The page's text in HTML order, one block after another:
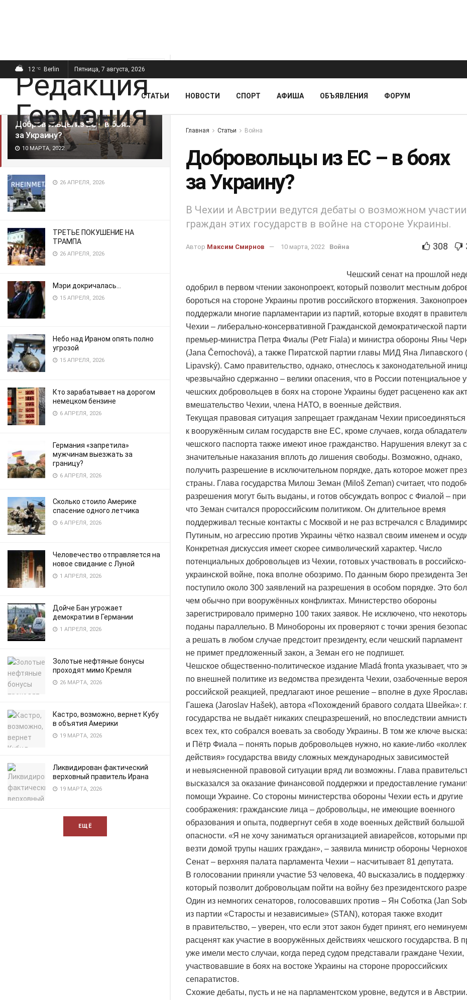
ПОСЛЕДНИЕ
Добровольцы из ЕС – в боях
за Украину?
10 МАРТА, 2022
26 АПРЕЛЯ, 2026
ТРЕТЬЕ ПОКУШЕНИЕ НА
ТРАМПА
26 АПРЕЛЯ, 2026
Мэри докричалась…
15 АПРЕЛЯ, 2026
Небо над Ираном опять полно
угрозой
15 АПРЕЛЯ, 2026
Кто зарабатывает на дорогом
немецком бензине
6 АПРЕЛЯ, 2026
Германия «запретила»
мужчинам выезжать за
границу?
6 АПРЕЛЯ, 2026
Сколько стоило Америке
спасение одного летчика
6 АПРЕЛЯ, 2026
Человечество отправляется на
новое свидание с Луной
1 АПРЕЛЯ, 2026
Дойче Бан угрожает
демократии в Германии
1 АПРЕЛЯ, 2026
Золотые нефтяные бонусы
проходят мимо Кремля
26 МАРТА, 2026
Кастро, возможно, вернет Кубу
в объятия Америки
19 МАРТА, 2026
Ликвидирован фактический
верховный правитель Ирана
19 МАРТА, 2026
ЕЩЁ
12 °C Berlin Пятница, 7 августа, 2026
СТАТЬИ НОВОСТИ СПОРТ АФИША ОБЪЯВЛЕНИЯ ФОРУМ
Главная Статьи Война
Добровольцы из ЕС – в боях
за Украину?
В Чехии и Австрии ведутся дебаты о возможном участии
граждан этих государств в войне на стороне Украины.
Автор Максим Смирнов 10 марта, 2022 Война 308
Чешский сенат на прошлой
одобрил в первом чтении законопроект, который позволит местным
бороться на стороне Украины против российского вторжения.
поддержали многие парламентарии из партий, которые входят в
Чехии – либерально-консервативной Гражданской демократической
премьер-министра Петра Фиалы (Petr Fiala) и министра обороны Яны
(Jana Černochová), а также Пиратской партии главы МИД Яна Липавского
Lipavský). Само правительство, однако, отнеслось к законодательной
чрезвычайно сдержанно – велики опасения, что в России потенциальное
чешских добровольцев в боях на стороне Украины будет расценено как
вмешательство Чехии, члена НАТО, в военные действия.
Текущая правовая ситуация запрещает гражданам Чехии присоединяться
к вооружённым силам государств вне ЕС, кроме случаев, когда
чешского паспорта также имеют иное гражданство. Нарушения влекут за
значительные наказания вплоть до лишения свободы. Возможно, однако,
получить разрешение в исключительном порядке, дать которое может
страны. Глава государства Милош Земан (Miloš Zeman) считает, что
разрешения могут быть выданы, и готов обсуждать вопрос с Фиалой – при
что Земан считался пророссийским политиком. Он длительное время
поддерживал тесные контакты с Москвой и не раз встречался с
Путиным, но агрессию против Украины чётко назвал своим именем и
Конкретная дискуссия имеет скорее символический характер. Число
потенциальных добровольцев из Чехии, готовых участвовать в российско-
украинской войне, пока вполне обозримо. По данным бюро президента
поступило около 300 заявлений на разрешения в особом порядке. Это
чем обычно при вооружённых конфликтах. Министерство обороны
зарегистрировало примерно 100 таких заявок. Не исключено, что
поданы параллельно. В Минобороны их проверяют с точки зрения
а решать в любом случае предстоит президенту, если чешский парламент
не примет предложенный закон, а Земан его не подпишет.
Чешское общественно-политическое издание Mladá fronta указывает, что
по внешней политике из ведомства президента Чехии, озабоченные
российской реакцией, предлагают иное решение – вполне в духе
Гашека (Jaroslav Hašek), автора «Похождений бравого солдата Швейка»:
государства не выдаёт никаких спецразрешений, но впоследствии
всех тех, кто собрался воевать за свободу Украины. В том же ключе
и Пётр Фиала – понять порыв добровольцев нужно, но какие-либо
действия» государства ввиду сложных международных зависимостей
и невыясненной правовой ситуации вряд ли возможны. Глава
высказался за оказание финансовой поддержки и предоставление
помощи Украине. Со стороны министерства обороны Чехии есть и другие
соображения: гражданские лица – добровольцы, не имеющие военного
образования и опыта, подвергнут себя в ходе военных действий большой
опасности. «Я не хочу заниматься организацией авиарейсов, которыми
везти домой трупы наших граждан», – заявила министр обороны
Сенат – верхняя палата парламента Чехии – насчитывает 81 депутата.
В голосовании приняли участие 53 человека, 40 высказались в поддержку
который позволит добровольцам пойти на войну без президентского
Один из немногих сенаторов, голосовавших против – Ян Соботка (Jan
из партии «Старосты и независимые» (STAN), которая также входит
в правительство, – уверен, что если этот закон будет принят, его
расценят как участие в вооружённых действиях чешского государства. В
уже имели место случаи, когда перед судом представали граждане Чехии,
участвовавшие в боях на востоке Украины на стороне пророссийских
сепаратистов.
Схожие дебаты, пусть и не на парламентском уровне, ведутся и в Австрии.